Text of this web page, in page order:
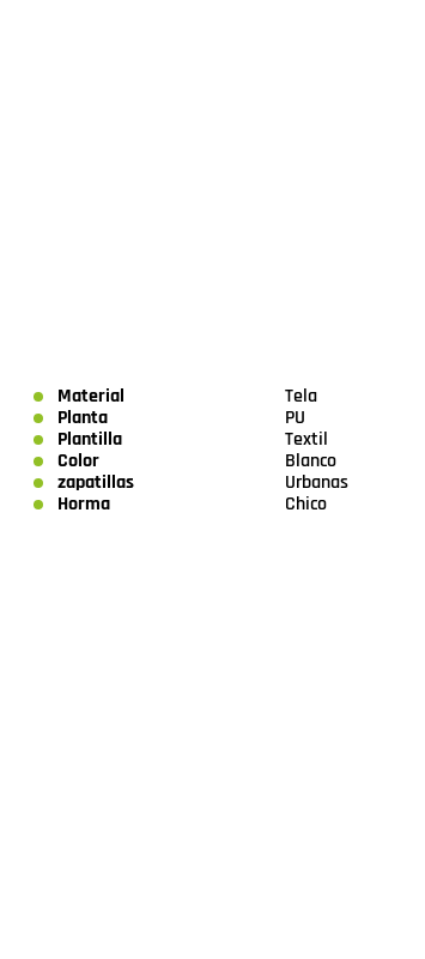
Material
Tela
Planta
PU
Plantilla
Textil
Color
Blanco
zapatillas
Urbanas
Horma
Chico